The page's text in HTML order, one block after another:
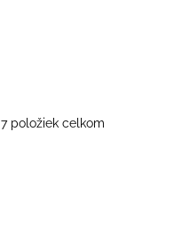
O
7položiek celkom